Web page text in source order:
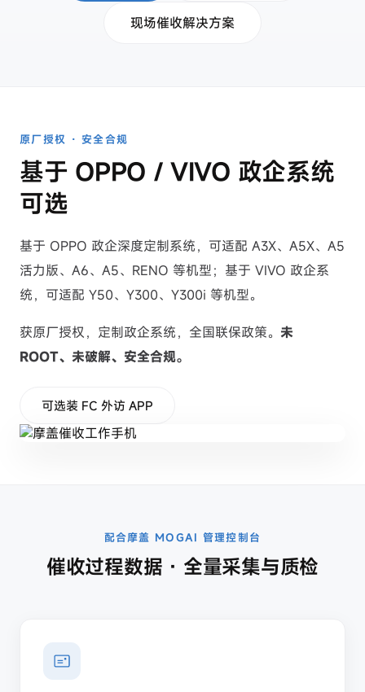
销售预测助理
销售报价助理
解决方案
面向金融
贷前 · 销售风控
贷后 · 电催质检
贷后 · 现场催收
教培行业
汽车销售
制造 / 快消
创始团队
现场催收解决方案
原厂授权 · 安全合规
基于 OPPO / VIVO 政企系统
可选
基于 OPPO 政企深度定制系统，可适配 A3X、A5X、A5
活力版、A6、A5、RENO 等机型；基于 VIVO 政企系
统，可适配 Y50、Y300、Y300i 等机型。
获原厂授权，定制政企系统，全国联保政策。 未
ROOT、未破解、安全合规。
可选装 FC 外访 APP
配合摩盖 MOGAI 管理控制台
催收过程数据 · 全量采集与质检